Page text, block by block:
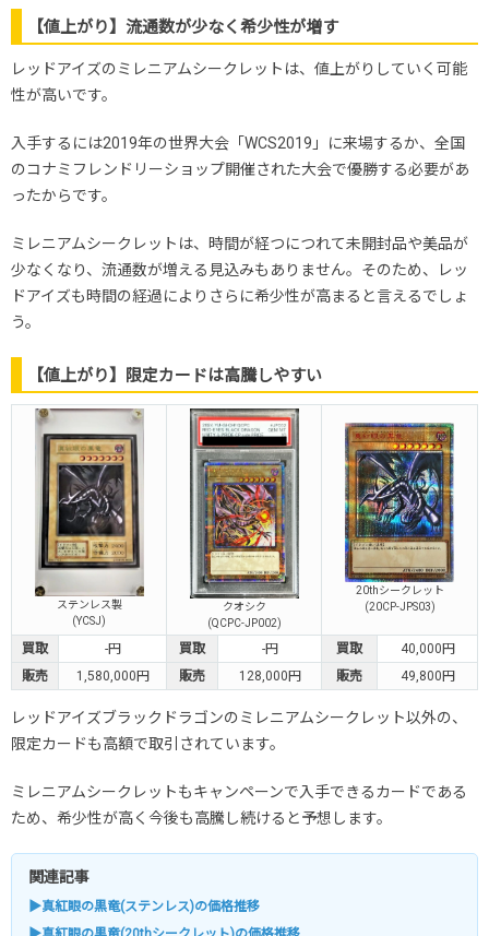
【値上がり】流通数が少なく希少性が増す
レッドアイズのミレニアムシークレットは、値上がりしていく可能
性が高いです。
入手するには2019年の世界大会「WCS2019」に来場するか、全国
のコナミフレンドリーショップ開催された大会で優勝する必要があ
ったからです。
ミレニアムシークレットは、時間が経つにつれて未開封品や美品が
少なくなり、流通数が増える見込みもありません。そのため、レッ
ドアイズも時間の経過によりさらに希少性が高まると言えるでしょ
う。
【値上がり】限定カードは高騰しやすい
ステンレス製
(YCSJ)
クオシク
(QCPC-JP002)
20thシークレット
(20CP-JPS03)
買取 -円 買取 -円 買取
40,000円
販売
1,580,000円 販売 128,000円 販売 49,800円
レッドアイズブラックドラゴンのミレニアムシークレット以外の、
限定カードも高額で取引されています。
ミレニアムシークレットもキャンペーンで入手できるカードである
ため、希少性が高く今後も高騰し続けると予想します。
関連記事
▶真紅眼の黒竜(ステンレス)の価格推移